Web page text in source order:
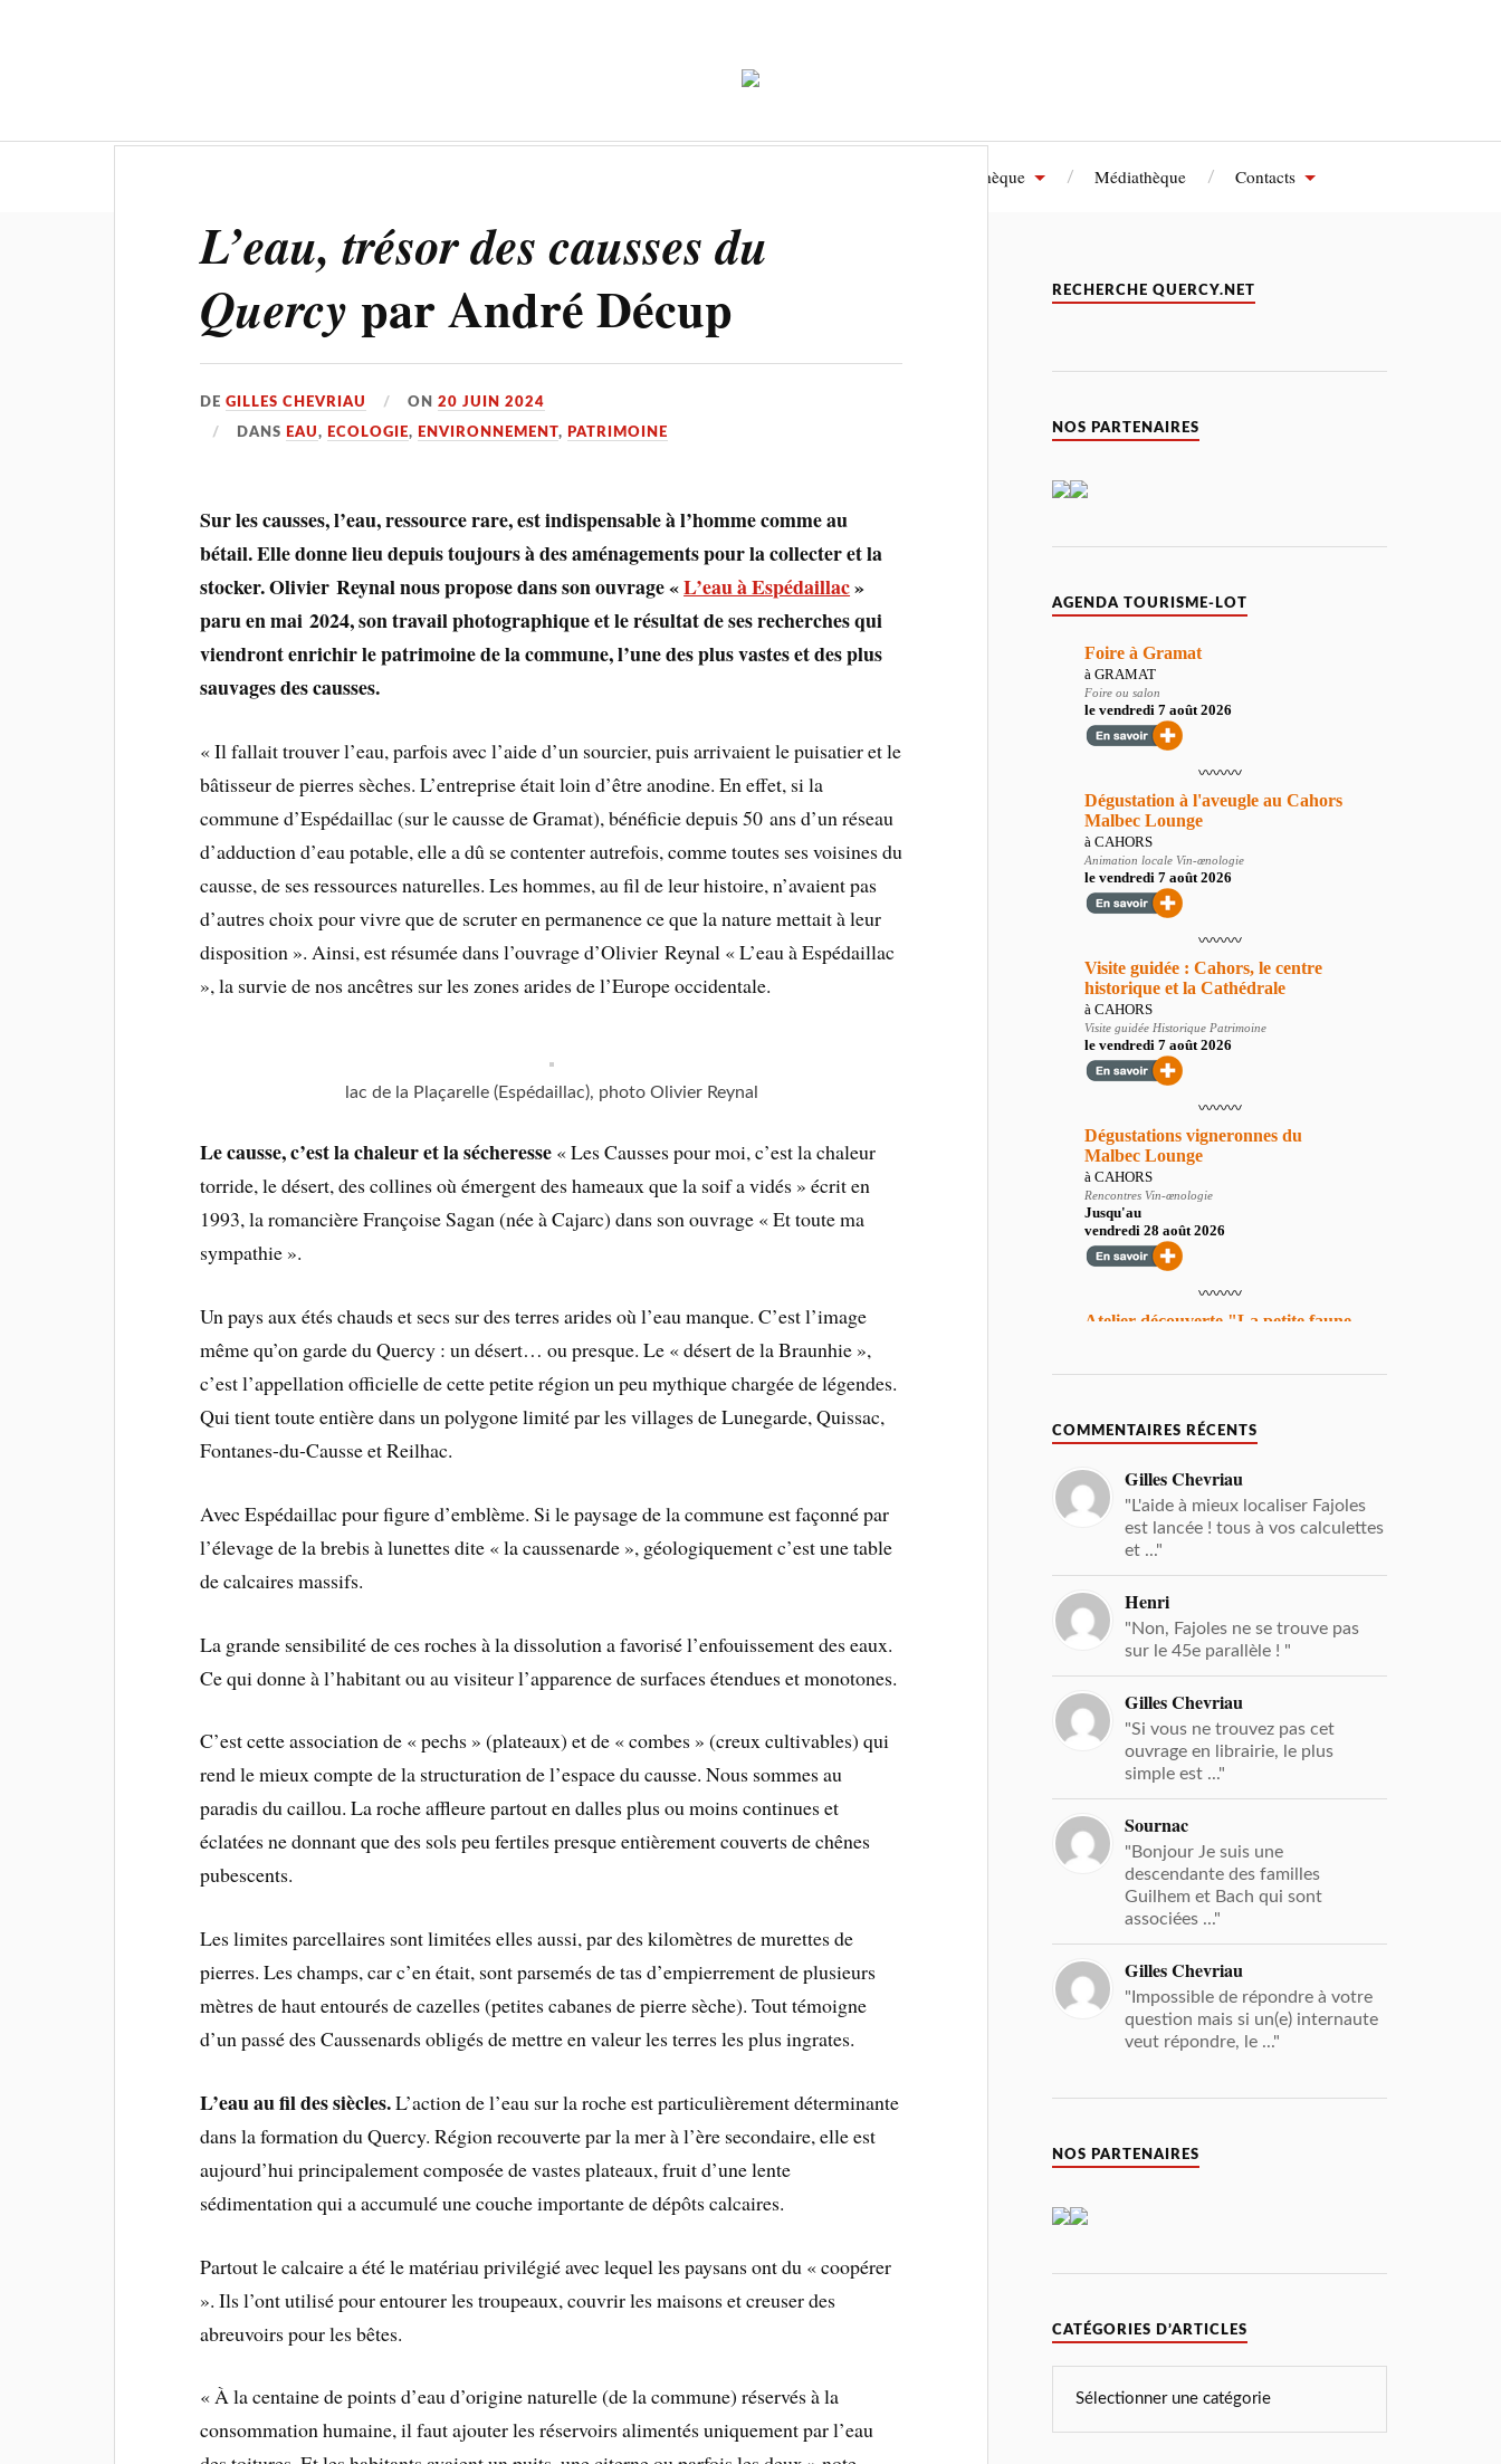
Bibliothèque Médiathèque Contacts
L’eau, trésor des causses du
Quercy par André Décup
DEGILLES CHEVRIAU ON20 JUIN 2024
DANS EAU, ECOLOGIE, ENVIRONNEMENT, PATRIMOINE
Sur les causses, l’eau, ressource rare, est indispensable à l’homme comme au
bétail. Elle donne lieu depuis toujours à des aménagements pour la collecter et la
stocker. Olivier Reynal nous propose dans son ouvrage «L’eau à Espédaillac»
paru en mai 2024, son travail photographique et le résultat de ses recherches qui
viendront enrichir le patrimoine de la commune, l’une des plus vastes et des plus
sauvages des causses.
« Il fallait trouver l’eau, parfois avec l’aide d’un sourcier, puis arrivaient le puisatier et le
bâtisseur de pierres sèches. L’entreprise était loin d’être anodine. En effet, si la
commune d’Espédaillac (sur le causse de Gramat), bénéficie depuis 50 ans d’un réseau
d’adduction d’eau potable, elle a dû se contenter autrefois, comme toutes ses voisines du
causse, de ses ressources naturelles. Les hommes, au fil de leur histoire, n’avaient pas
d’autres choix pour vivre que de scruter en permanence ce que la nature mettait à leur
disposition ». Ainsi, est résumée dans l’ouvrage d’Olivier Reynal « L’eau à Espédaillac
», la survie de nos ancêtres sur les zones arides de l’Europe occidentale.
lac de la Plaçarelle (Espédaillac), photo Olivier Reynal
Le causse, c’est la chaleur et la sécheresse « Les Causses pour moi, c’est la chaleur
torride, le désert, des collines où émergent des hameaux que la soif a vidés » écrit en
1993, la romancière Françoise Sagan (née à Cajarc) dans son ouvrage « Et toute ma
sympathie ».
Un pays aux étés chauds et secs sur des terres arides où l’eau manque. C’est l’image
même qu’on garde du Quercy : un désert… ou presque. Le « désert de la Braunhie »,
c’est l’appellation officielle de cette petite région un peu mythique chargée de légendes.
Qui tient toute entière dans un polygone limité par les villages de Lunegarde, Quissac,
Fontanes-du-Causse et Reilhac.
Avec Espédaillac pour figure d’emblème. Si le paysage de la commune est façonné par
l’élevage de la brebis à lunettes dite « la caussenarde », géologiquement c’est une table
de calcaires massifs.
La grande sensibilité de ces roches à la dissolution a favorisé l’enfouissement des eaux.
Ce qui donne à l’habitant ou au visiteur l’apparence de surfaces étendues et monotones.
C’est cette association de « pechs » (plateaux) et de « combes » (creux cultivables) qui
rend le mieux compte de la structuration de l’espace du causse. Nous sommes au
paradis du caillou. La roche affleure partout en dalles plus ou moins continues et
éclatées ne donnant que des sols peu fertiles presque entièrement couverts de chênes
pubescents.
Les limites parcellaires sont limitées elles aussi, par des kilomètres de murettes de
pierres. Les champs, car c’en était, sont parsemés de tas d’empierrement de plusieurs
mètres de haut entourés de cazelles (petites cabanes de pierre sèche). Tout témoigne
d’un passé des Caussenards obligés de mettre en valeur les terres les plus ingrates.
L’eau au fil des siècles.L’action de l’eau sur la roche est particulièrement déterminante
dans la formation du Quercy. Région recouverte par la mer à l’ère secondaire, elle est
aujourd’hui principalement composée de vastes plateaux, fruit d’une lente
sédimentation qui a accumulé une couche importante de dépôts calcaires.
Partout le calcaire a été le matériau privilégié avec lequel les paysans ont du « coopérer
». Ils l’ont utilisé pour entourer les troupeaux, couvrir les maisons et creuser des
abreuvoirs pour les bêtes.
« À la centaine de points d’eau d’origine naturelle (de la commune) réservés à la
consommation humaine, il faut ajouter les réservoirs alimentés uniquement par l’eau
RECHERCHE QUERCY.NET
NOS PARTENAIRES
AGENDA TOURISME-LOT
COMMENTAIRES RÉCENTS
Gilles Chevriau
"L'aide à mieux localiser Fajoles
est lancée ! tous à vos calculettes
et ..."
Henri
"Non, Fajoles ne se trouve pas
sur le 45e parallèle ! "
Gilles Chevriau
"Si vous ne trouvez pas cet
ouvrage en librairie, le plus
simple est ..."
Sournac
"Bonjour Je suis une
descendante des familles
Guilhem et Bach qui sont
associées ..."
Gilles Chevriau
"Impossible de répondre à votre
question mais si un(e) internaute
veut répondre, le ..."
NOS PARTENAIRES
CATÉGORIES D’ARTICLES